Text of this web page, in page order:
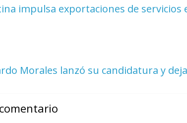
impulsa exportaciones de servicios
Morales lanzó su candidatura y